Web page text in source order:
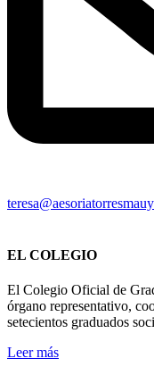
EL COLEGIO
El Colegio Oficial de
órgano representativo,
setecientos graduados
Leer más